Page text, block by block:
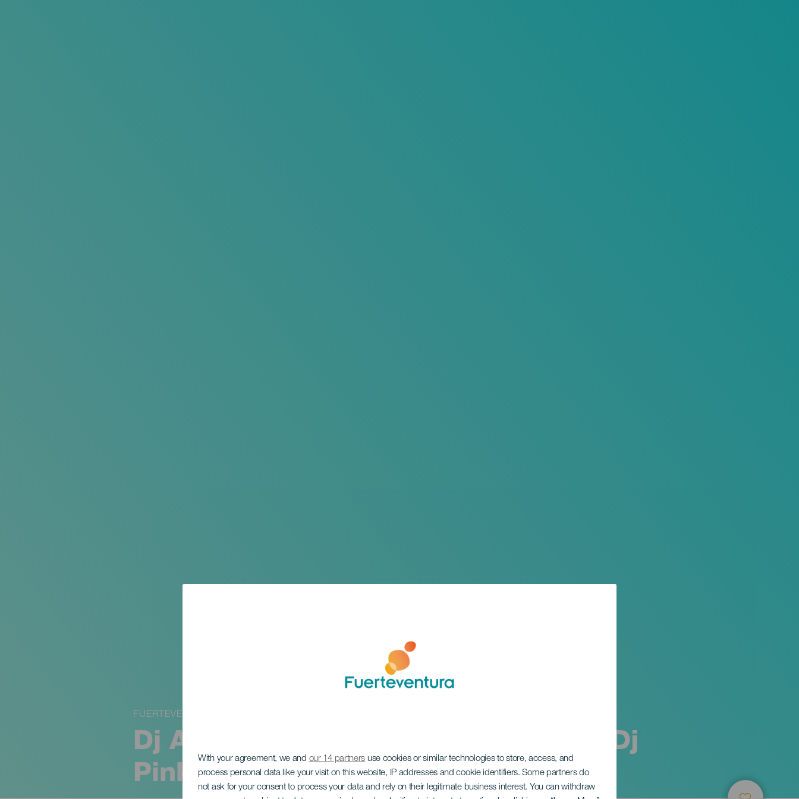
With your agreement, we and our 14 partners use cookies or similar technologies to store, access, and
process personal data like your visit on this website, IP addresses and cookie identifiers. Some partners do
not ask for your consent to process your data and rely on their legitimate business interest. You can withdraw
Dj Adonis, El Combo Dominicano & Dj
Pinky på konsert
FUERTEVENTURA